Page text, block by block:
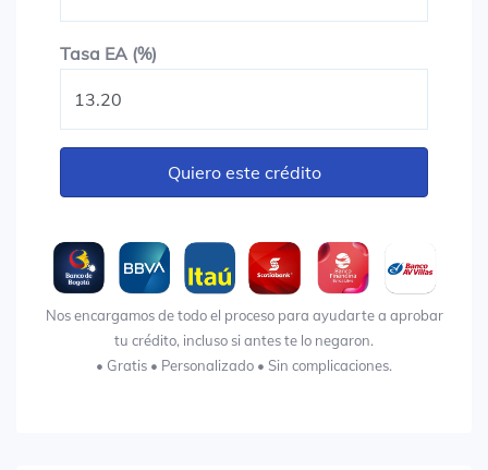
Tasa EA (%)
Quiero este crédito
Nos encargamos de todo el proceso para ayudarte a aprobar
tu crédito, incluso si antes te lo negaron.
• Gratis • Personalizado • Sin complicaciones.